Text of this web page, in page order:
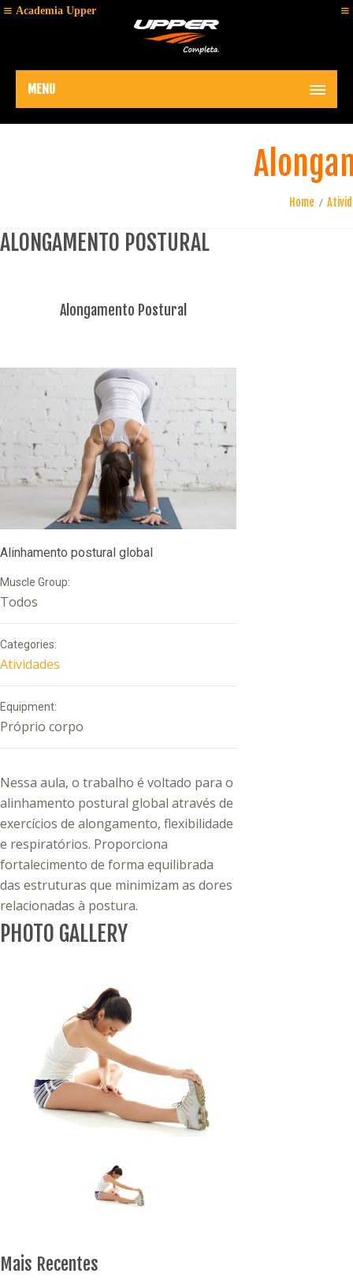
MENU
Home
ALONGAMENTO POSTURAL
Alongamento Postural
Alinhamento postural global
Muscle Group:
Todos
Categories:
Atividades
Equipment:
Próprio corpo
Nessa aula, o trabalho é voltado para o
alinhamento postural global através de
exercícios de alongamento, flexibilidade
e respiratórios. Proporciona
fortalecimento de forma equilibrada
das estruturas que minimizam as dores
relacionadas à postura.
PHOTO GALLERY
Mais Recentes
Academia Upper